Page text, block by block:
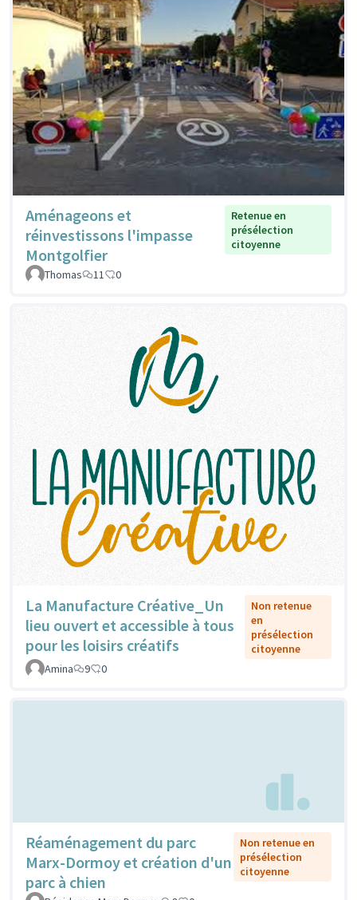
Aménageons et
réinvestissons l'impasse
Montgolfier
Retenue en
présélection
citoyenne
Thomas 11 0
La Manufacture Créative_Un
lieu ouvert et accessible à tous
pour les loisirs créatifs
Non retenue
en
présélection
citoyenne
Amina
9 0
Réaménagement du parc
Marx-Dormoy et création d'un
parc à chien
Non retenue en
présélection
citoyenne